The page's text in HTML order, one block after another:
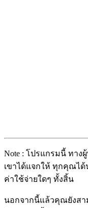
Note : โปรแกรมนี้ ทาง
เขาได้แจกให้ ทุกคุณได้
ค่าใช้จ่ายใดๆ ทั้งสิ้น
นอกจากนี้แล้วคุณยังส